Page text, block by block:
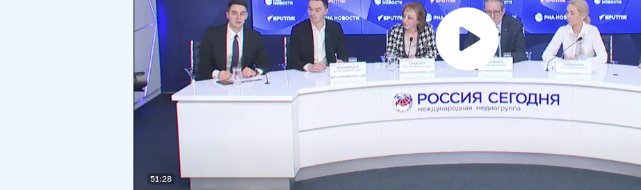
Воспроизвести
видео
51:28